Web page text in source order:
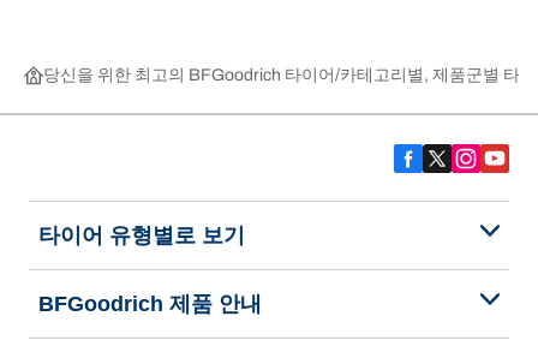
당신을 위한 최고의 BFGoodrich 타이어 카테고리별, 제품군별 타
타이어 유형별로 보기
BFGoodrich 제품 안내